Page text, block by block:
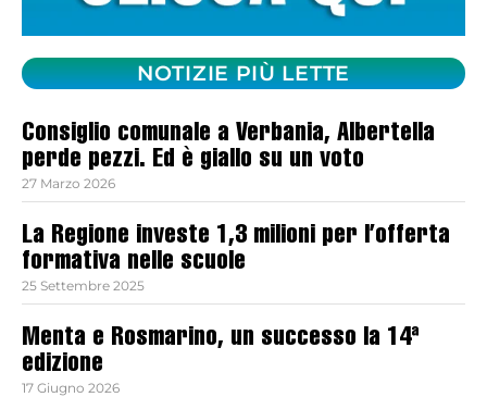
NOTIZIE PIÙ LETTE
Consiglio comunale a Verbania, Albertella
perde pezzi. Ed è giallo su un voto
27 Marzo 2026
La Regione investe 1,3 milioni per l’offerta
formativa nelle scuole
25 Settembre 2025
Menta e Rosmarino, un successo la 14ª
edizione
17 Giugno 2026